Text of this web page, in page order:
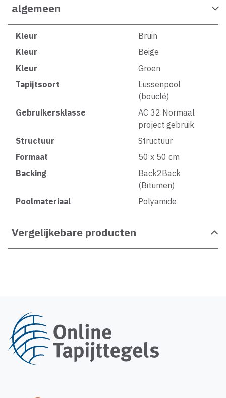
algemeen
Kleur
Bruin
Kleur
Beige
Kleur
Groen
Tapijtsoort
Lussenpool
(bouclé)
Gebruikersklasse
AC 32 Normaal
project gebruik
Structuur
Structuur
Formaat
50 x 50 cm
Backing
Back2Back
(Bitumen)
Poolmateriaal
Polyamide
Vergelijkebare producten